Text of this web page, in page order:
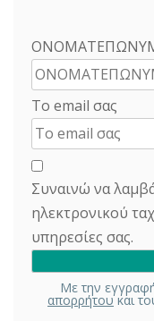
Το email σας
Συναινώ να
ηλεκτρονικού
υπηρεσίες σας.
Με την
απορρήτουκαι